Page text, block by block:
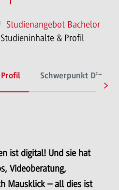
Studienangebot Bachelor
Studieninhalte & Profil
Schwerpunkt Digital
ist digital! Und sie hat
Videoberatung,
Mausklick – all dies ist